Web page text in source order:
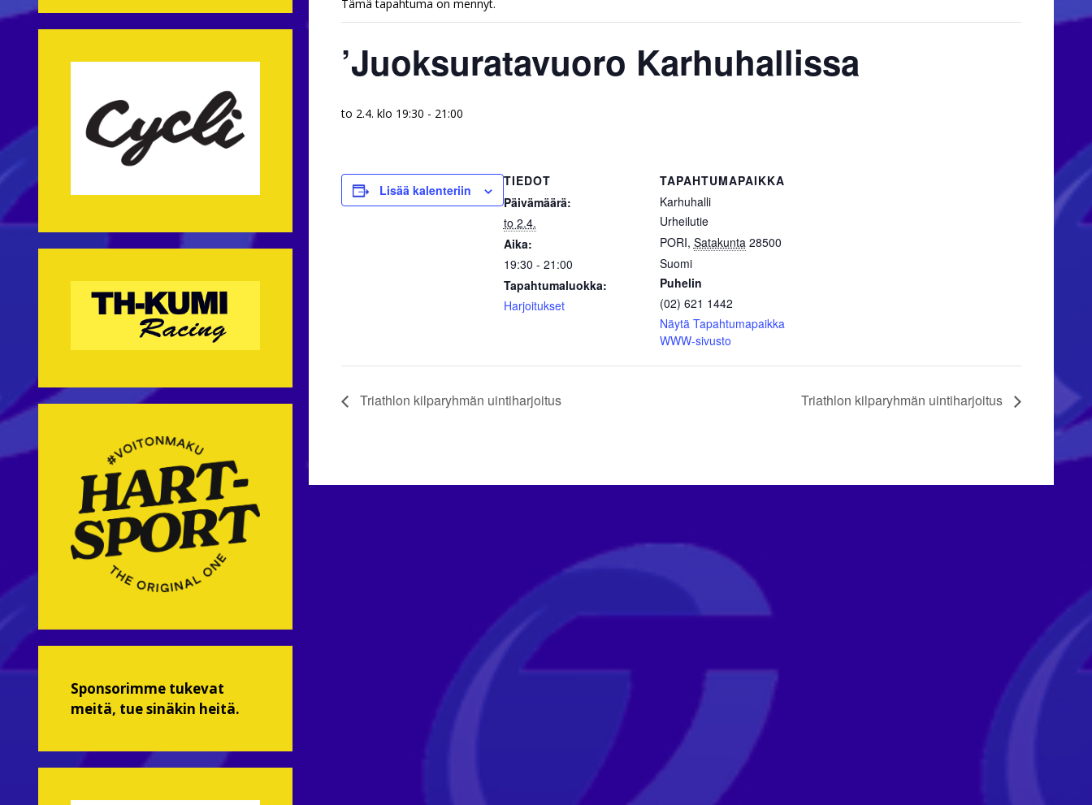
Tämä tapahtuma on mennyt.
’Juoksuratavuoro Karhuhallissa
to 2.4. klo 19:30 - 21:00
Lisää kalenteriin
TIEDOT
Päivämäärä:
to 2.4.
Aika:
19:30 - 21:00
Tapahtumaluokka:
Harjoitukset
TAPAHTUMAPAIKKA
Karhuhalli
Urheilutie
PORI, Satakunta 28500
Suomi
Puhelin
(02) 621 1442
Näytä Tapahtumapaikka
WWW-sivusto
Triathlon kilparyhmän uintiharjoitus Triathlon kilparyhmän uintiharjoitus
Sponsorimme tukevat
meitä, tue sinäkin heitä.